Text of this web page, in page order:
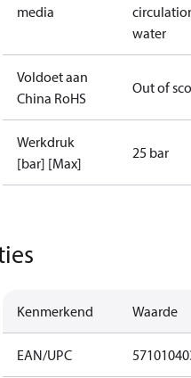
media
water
Voldoet aan
China RoHS
Out of
Werkdruk
[bar] [Max]
25 bar
Kenmerkend Waarde
EAN/UPC